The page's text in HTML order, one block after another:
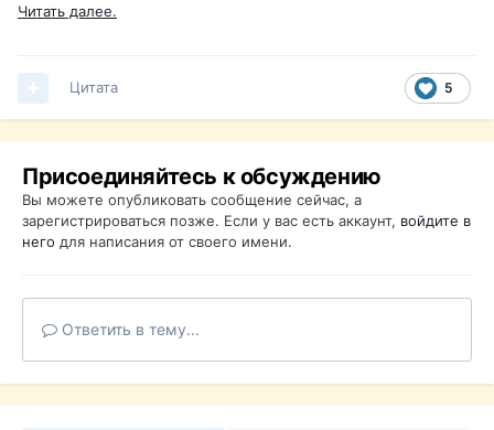
Читать далее.
5
Цитата
Присоединяйтесь к обсуждению
Вы можете опубликовать сообщение сейчас, а
зарегистрироваться позже. Если у вас есть аккаунт, войдите в
него для написания от своего имени.
Ответить в тему...